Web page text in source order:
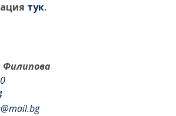
тук.
Филипова